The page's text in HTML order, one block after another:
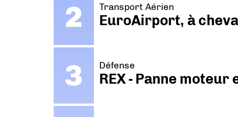
Transport Aérien
EuroAirport, à
Défense
REX - Panne moteur